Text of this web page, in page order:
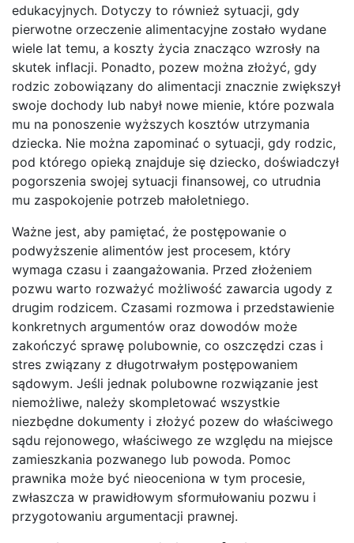
edukacyjnych. Dotyczy to również sytuacji, gdy
pierwotne orzeczenie alimentacyjne zostało wydane
wiele lat temu, a koszty życia znacząco wzrosły na
skutek inflacji. Ponadto, pozew można złożyć, gdy
rodzic zobowiązany do alimentacji znacznie zwiększył
swoje dochody lub nabył nowe mienie, które pozwala
mu na ponoszenie wyższych kosztów utrzymania
dziecka. Nie można zapominać o sytuacji, gdy rodzic,
pod którego opieką znajduje się dziecko, doświadczył
pogorszenia swojej sytuacji finansowej, co utrudnia
mu zaspokojenie potrzeb małoletniego.
Ważne jest, aby pamiętać, że postępowanie o
podwyższenie alimentów jest procesem, który
wymaga czasu i zaangażowania. Przed złożeniem
pozwu warto rozważyć możliwość zawarcia ugody z
drugim rodzicem. Czasami rozmowa i przedstawienie
konkretnych argumentów oraz dowodów może
zakończyć sprawę polubownie, co oszczędzi czas i
stres związany z długotrwałym postępowaniem
sądowym. Jeśli jednak polubowne rozwiązanie jest
niemożliwe, należy skompletować wszystkie
niezbędne dokumenty i złożyć pozew do właściwego
sądu rejonowego, właściwego ze względu na miejsce
zamieszkania pozwanego lub powoda. Pomoc
prawnika może być nieoceniona w tym procesie,
zwłaszcza w prawidłowym sformułowaniu pozwu i
przygotowaniu argumentacji prawnej.